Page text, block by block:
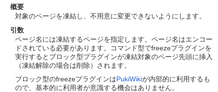
概要
対象のページを凍結し、不用意に変更できないようにします。
引数
ページ名には凍結するページを指定します。ページ名はエンコー
ドされている必要があります。コマンド型でfreezeプラグインを
実行するとブロック型プラグインが凍結対象のページ先頭に挿入
（凍結解除の場合は削除）されます。
ブロック型のfreezeプラグインはPukiWikiが内部的に利用するも
ので、基本的に利用者が意識する機会はありません。